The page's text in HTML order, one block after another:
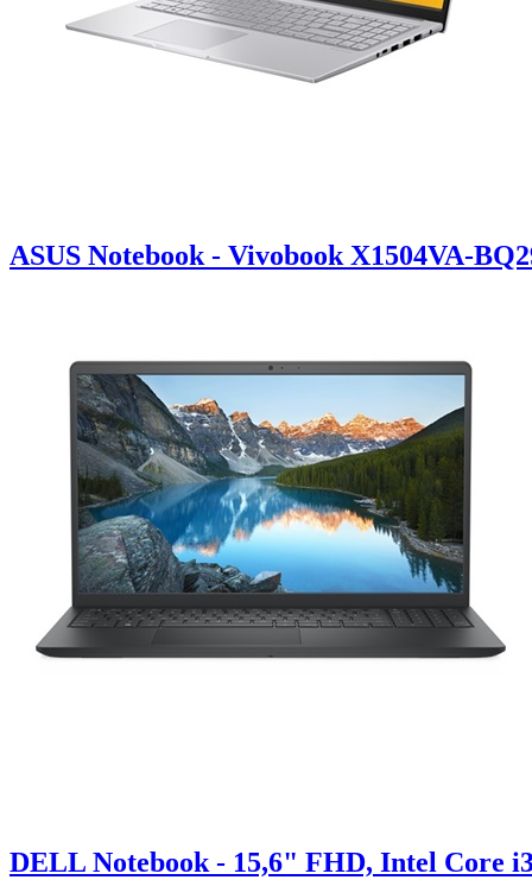
ASUS Notebook - Vivobook X1504VA-
DELL Notebook - 15,6" FHD, Intel Core